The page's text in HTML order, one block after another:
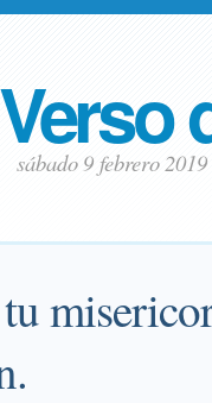
Verso
sábado 9 febrero 2019